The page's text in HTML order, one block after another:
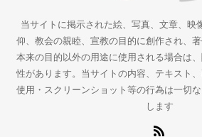
当サイトに掲示された絵、写真、文章、映
仰、教会の親睦、宣教の目的に創作され、著
本来の目的以外の用途に使用される場合は
性があります。当サイトの内容、テキスト
使用・スクリーンショット等の行為は一切
します